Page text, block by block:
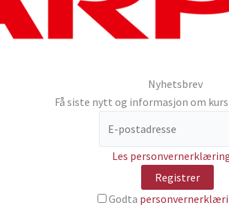
Nyhetsbrev
Få siste nytt og informasjon om
Les
Godta